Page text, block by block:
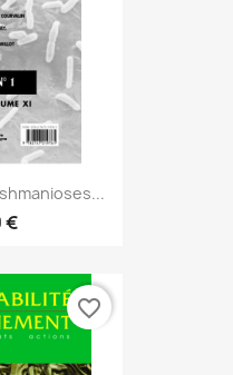
€
favorite_border